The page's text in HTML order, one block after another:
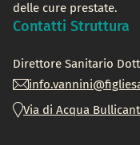
delle cure prestate.
Contatti Struttura
Direttore Sanitario
Via di Acqua